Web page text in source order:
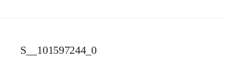
S__101597244_0